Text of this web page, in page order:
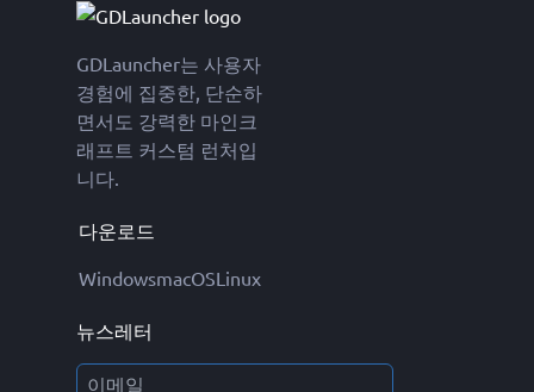
GDLauncher는 사용자
경험에 집중한, 단순하
면서도 강력한 마인크
래프트 커스텀 런처입
니다.
다운로드
WindowsmacOSLinux
뉴스레터